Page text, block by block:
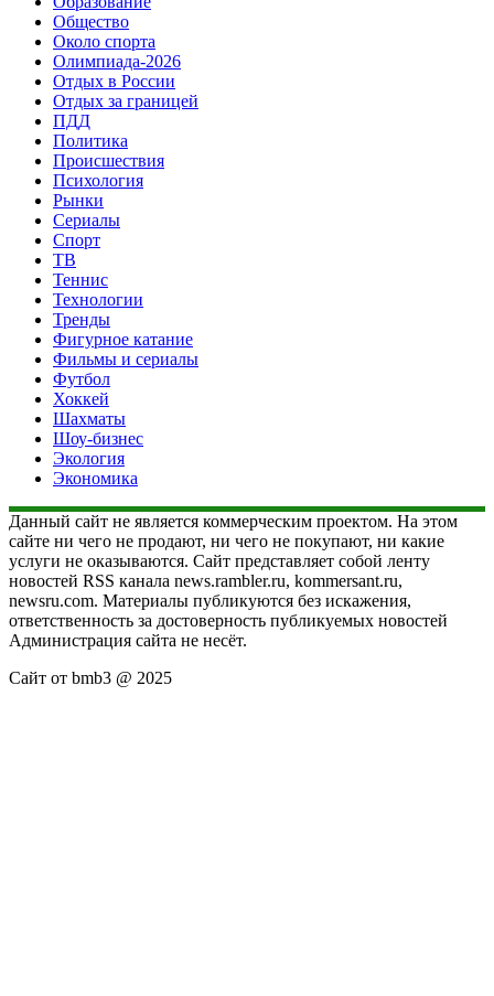
Общество
Около спорта
Олимпиада-2026
Отдых в России
Отдых за границей
ПДД
Политика
Происшествия
Психология
Рынки
Сериалы
Спорт
ТВ
Теннис
Технологии
Тренды
Фигурное катание
Фильмы и сериалы
Футбол
Хоккей
Шахматы
Шоу-бизнес
Экология
Экономика
Данный сайт не является коммерческим проектом. На этом
сайте ни чего не продают, ни чего не покупают, ни какие
услуги не оказываются. Сайт представляет собой ленту
новостей RSS канала news.rambler.ru, kommersant.ru,
newsru.com. Материалы публикуются без искажения,
ответственность за достоверность публикуемых новостей
Администрация сайта не несёт.
Сайт от bmb3 @ 2025